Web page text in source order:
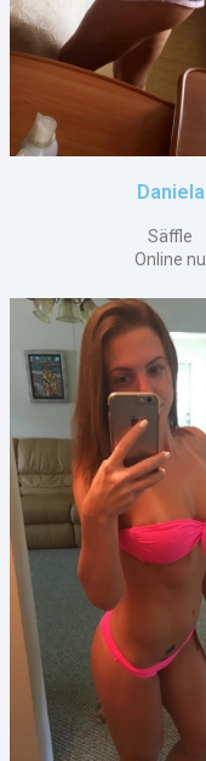
Daniela
Säffle
Online nu